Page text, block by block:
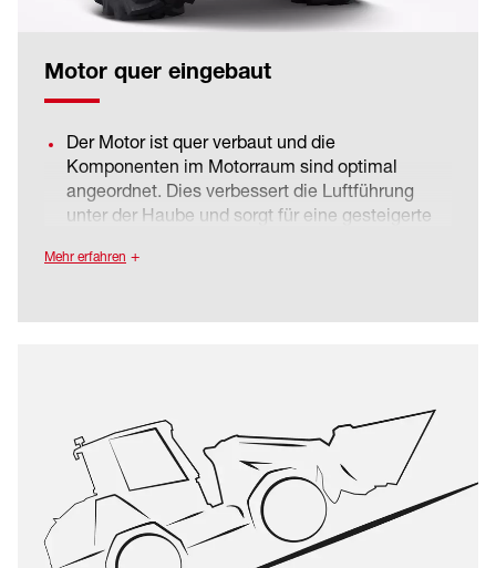
Motor quer eingebaut
Der Motor ist quer verbaut und die
Komponenten im Motorraum sind optimal
angeordnet. Dies verbessert die Luftführung
unter der Haube und sorgt für eine gesteigerte
Böschungswinkel und damit die
Durch die flach abfallende Motorhauben Form
verbessert sich die Sicht nach hinten deutlich,
was wiederum die Sicherheit beim Arbeiten mit
der Maschine erhöht.
Mehr erfahren